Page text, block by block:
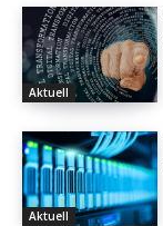
Aktuell
Aktuell